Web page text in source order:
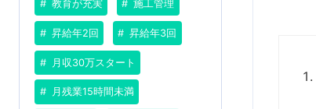
教育が充実 施工管理
昇給年2回 昇給年3回
月収30万スタート
月残業15時間未満